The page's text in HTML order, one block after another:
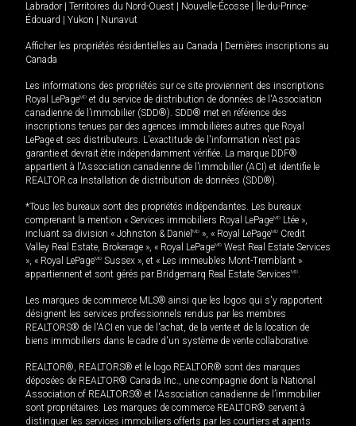
Labrador
Territoires du Nord-Ouest Nouvelle-Écosse
Île-du-Prince-
Édouard
Yukon Nunavut
Afficher les propriétés résidentielles au Canada
Dernières inscriptions au
Canada
Les informations des propriétés sur ce site proviennent des inscriptions
Royal LePageMD et du service de distribution de données de l'Association
canadienne de l’immobilier (SDD®). SDD® met en référence des
inscriptions tenues par des agences immobilières autres que Royal
LePage et ses distributeurs. L'exactitude de l'information n'est pas
garantie et devrait être indépendamment vérifiée. La marque DDF®
appartient à l'Association canadienne de l’immobilier (ACI) et identifie le
REALTOR.ca Installation de distribution de données (SDD®).
*Tous les bureaux sont des propriétés indépendantes. Les bureaux
comprenant la mention « Services immobiliers Royal LePageMD Ltée »,
incluant sa division « Johnston & Daniel MD », « Royal LePageMD Credit
Valley Real Estate, Brokerage », « Royal LePageMD West Real Estate Services
», « Royal LePageMD Sussex », et « Les immeubles Mont-Tremblant »
appartiennent et sont gérés par Bridgemarq Real Estate ServicesMD.
Les marques de commerce MLS® ainsi que les logos qui s'y rapportent
désignent les services professionnels rendus par les membres
REALTORS® de l'ACI en vue de l'achat, de la vente et de la location de
biens immobiliers dans le cadre d'un système de vente collaborative.
REALTOR®, REALTORS® et le logo REALTOR® sont des marques
déposées de REALTOR® Canada Inc., une compagnie dont la National
Association of REALTORS® et l'Association canadienne de l’immobilier
sont propriétaires. Les marques de commerce REALTOR® servent à
distinguer les services immobiliers offerts par les courtiers et agents